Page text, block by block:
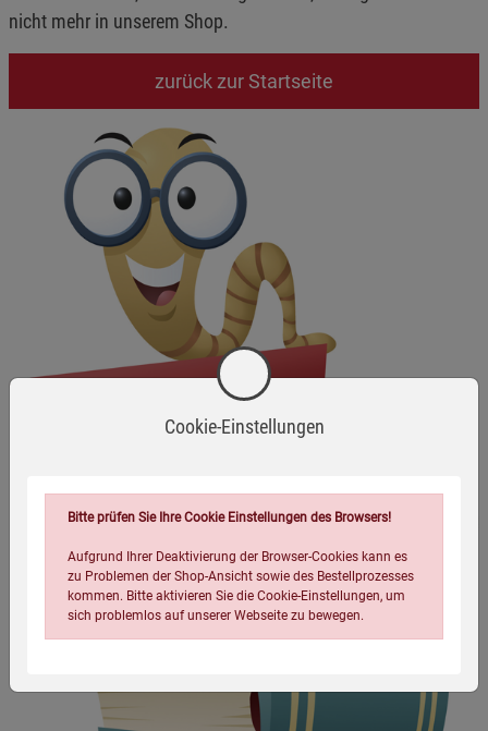
nicht mehr in unserem Shop.
zurück zur Startseite
Cookie-Einstellungen
Bitte prüfen Sie Ihre Cookie Einstellungen des Browsers!
Aufgrund Ihrer Deaktivierung der Browser-Cookies kann es
zu Problemen der Shop-Ansicht sowie des Bestellprozesses
kommen. Bitte aktivieren Sie die Cookie-Einstellungen, um
sich problemlos auf unserer Webseite zu bewegen.